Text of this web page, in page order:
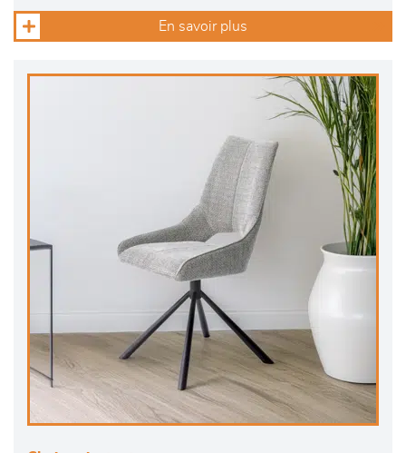
En savoir plus